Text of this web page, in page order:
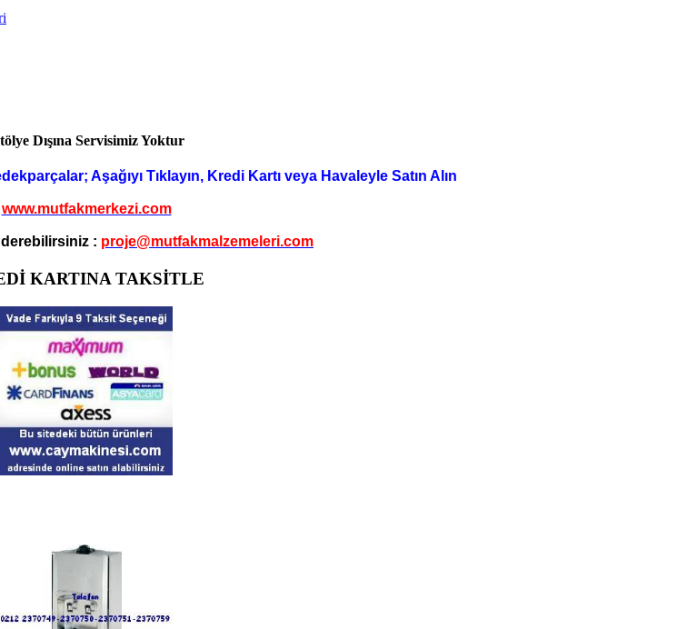
Dışına Servisimiz Yoktur
Aşağıyı Tıklayın, Kredi Kartı veya Havaleyle Satın Alın
www.mutfakmerkezi.com
: proje@mutfakmalzemeleri.com
KARTINA TAKSİTLE